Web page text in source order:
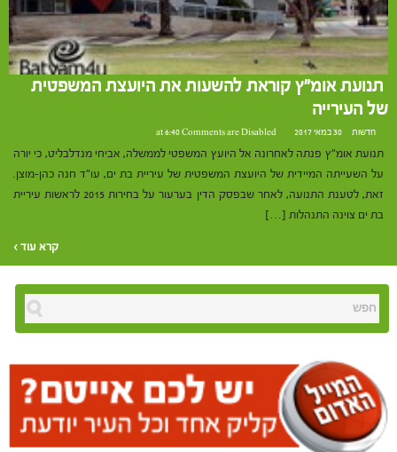
תנועת אומ"ץ קוראת להשעות את היועצת המשפטית
של העירייה
חדשות 30 במאי 2017 at 6:40 Comments are Disabled
תנועת אומ"ץ פנתה לאחרונה אל היועץ המשפטי לממשלה, אביחי מנדלבליט, כי יורה
על השעייתה המיידית של היועצת המשפטית של עיריית בת ים, עו"ד חנה כהן-מוצן.
זאת, לטענת התנועה, לאחר שבפסק הדין בערעור על בחירות 2015 לראשות עיריית
בת ים צוינה התנהלות […]
קרא עוד ›